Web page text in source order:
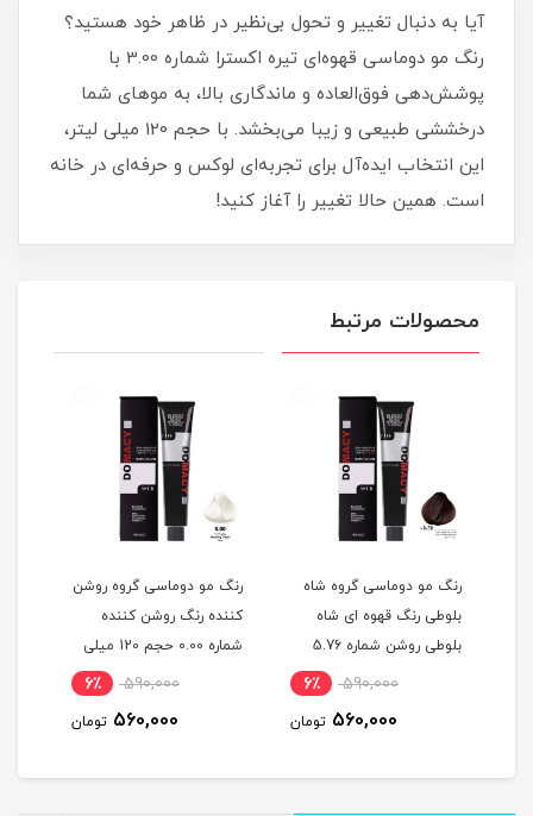
آیا به دنبال تغییر و تحول بی‌نظیر در ظاهر خود هستید؟
رنگ مو دوماسی قهوه‌ای تیره اکسترا شماره 3.00 با
پوشش‌دهی فوق‌العاده و ماندگاری بالا، به موهای شما
درخششی طبیعی و زیبا می‌بخشد. با حجم 120 میلی‌ لیتر،
این انتخاب ایده‌آل برای تجربه‌ای لوکس و حرفه‌ای در خانه
است. همین حالا تغییر را آغاز کنید!
محصولات مرتبط
رنگ مو دوماسی گروه شاه
بلوطی رنگ قهوه ای شاه
بلوطی روشن شماره 5.76
590,000 6٪
560,000 تومان
رنگ مو دوماسی گروه روشن
کننده رنگ روشن کننده
شماره 0.00 حجم 120 میلی
590,000 6٪
560,000 تومان